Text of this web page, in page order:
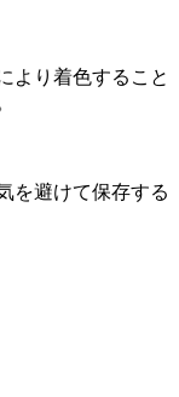
より着色すること
を避けて保存する